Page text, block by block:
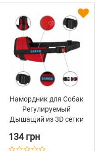
Намордник для Собак
Регулируемый
Дышащий из 3D сетки
134 грн